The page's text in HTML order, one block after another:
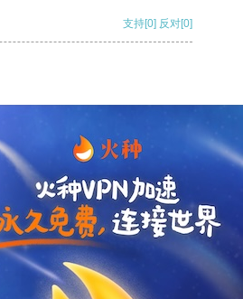
支持[0] 反对[0]
支持 [0] 反对 [0]
个app，我再也不用担心了。
支持